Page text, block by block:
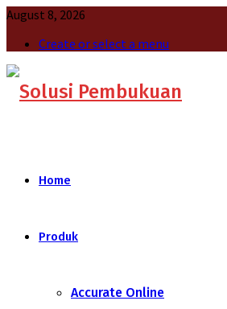
August 8, 2026
Create or select a menu
Home
Produk
Accurate Online